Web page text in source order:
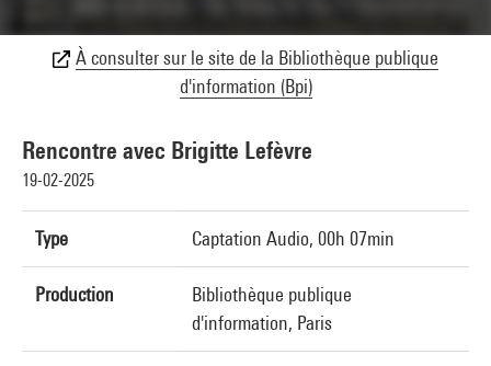
À consulter sur le site de la Bibliothèque publique
d'information (Bpi)
Rencontre avec Brigitte Lefèvre
19-02-2025
Type Captation Audio, 00h 07min
Production
Bibliothèque publique
d'information, Paris